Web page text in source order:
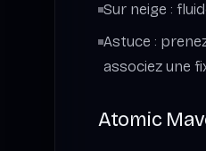
Sur neige :
Astuce :
associez une
Atomic